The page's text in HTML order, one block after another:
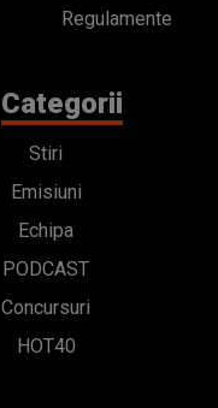
Regulamente
Categorii
Stiri
Emisiuni
Echipa
PODCAST
Concursuri
HOT40